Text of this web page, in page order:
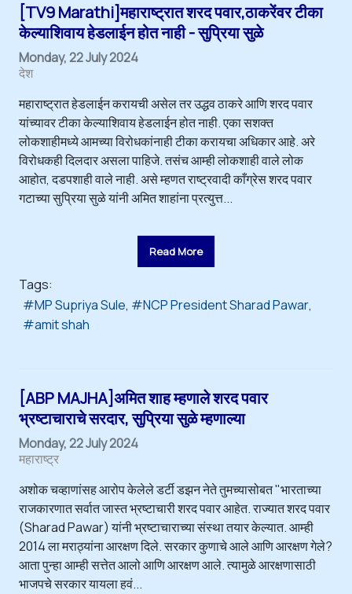
[TV9 Marathi]महाराष्ट्रात शरद पवार,ठाकरेंवर टीका
केल्याशिवाय हेडलाईन होत नाही - सुप्रिया सुळे
Monday, 22 July 2024
देश
महाराष्ट्रात हेडलाईन करायची असेल तर उद्धव ठाकरे आणि शरद पवार
यांच्यावर टीका केल्याशिवाय हेडलाईन होत नाही. एका सशक्त
लोकशाहीमध्ये आमच्या विरोधकांनाही टीका करायचा अधिकार आहे. अरे
विरोधकही दिलदार असला पाहिजे. तसंच आम्ही लोकशाही वाले लोक
आहोत, दडपशाही वाले नाही. असे म्हणत राष्ट्रवादी काँग्रेस शरद पवार
गटाच्या सुप्रिया सुळे यांनी अमित शाहांना प्रत्युत्त...
Read More
Tags:
MP Supriya Sule
NCP President Sharad Pawar
amit shah
[ABP MAJHA]अमित शाह म्हणाले शरद पवार
भ्रष्टाचाराचे सरदार, सुप्रिया सुळे म्हणाल्या
Monday, 22 July 2024
महाराष्ट्र
अशोक चव्हाणांसह आरोप केलेले डर्टी डझन नेते तुमच्यासोबत "भारताच्या
राजकारणात सर्वात जास्त भ्रष्टाचारी शरद पवार आहेत. राज्यात शरद पवार
(Sharad Pawar) यांनी भ्रष्टाचाराच्या संस्था तयार केल्यात. आम्ही
2014 ला मराठ्यांना आरक्षण दिले. सरकार कुणाचे आले आणि आरक्षण गेले?
आता पुन्हा आम्ही सत्तेत आलो आणि आरक्षण आले. त्यामुळे आरक्षणासाठी
भाजपचे सरकार यायला हवं...